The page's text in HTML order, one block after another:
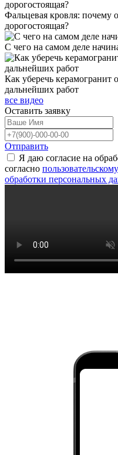
Фальцевая кровля: почему
дорогостоящая?
С чего на самом деле
Как уберечь керамогранит
дальнейших работ
все видео
Оставить заявку
Отправить
Я даю согласие на
согласно
обработки персональных